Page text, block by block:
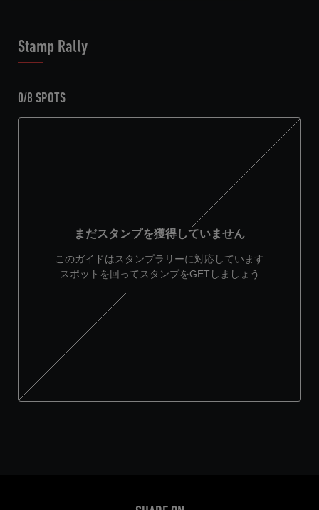
Stamp Rally
0/8 SPOTS
まだスタンプを獲得していません
このガイドはスタンプラリーに対応しています
スポットを回ってスタンプをGETしましょう